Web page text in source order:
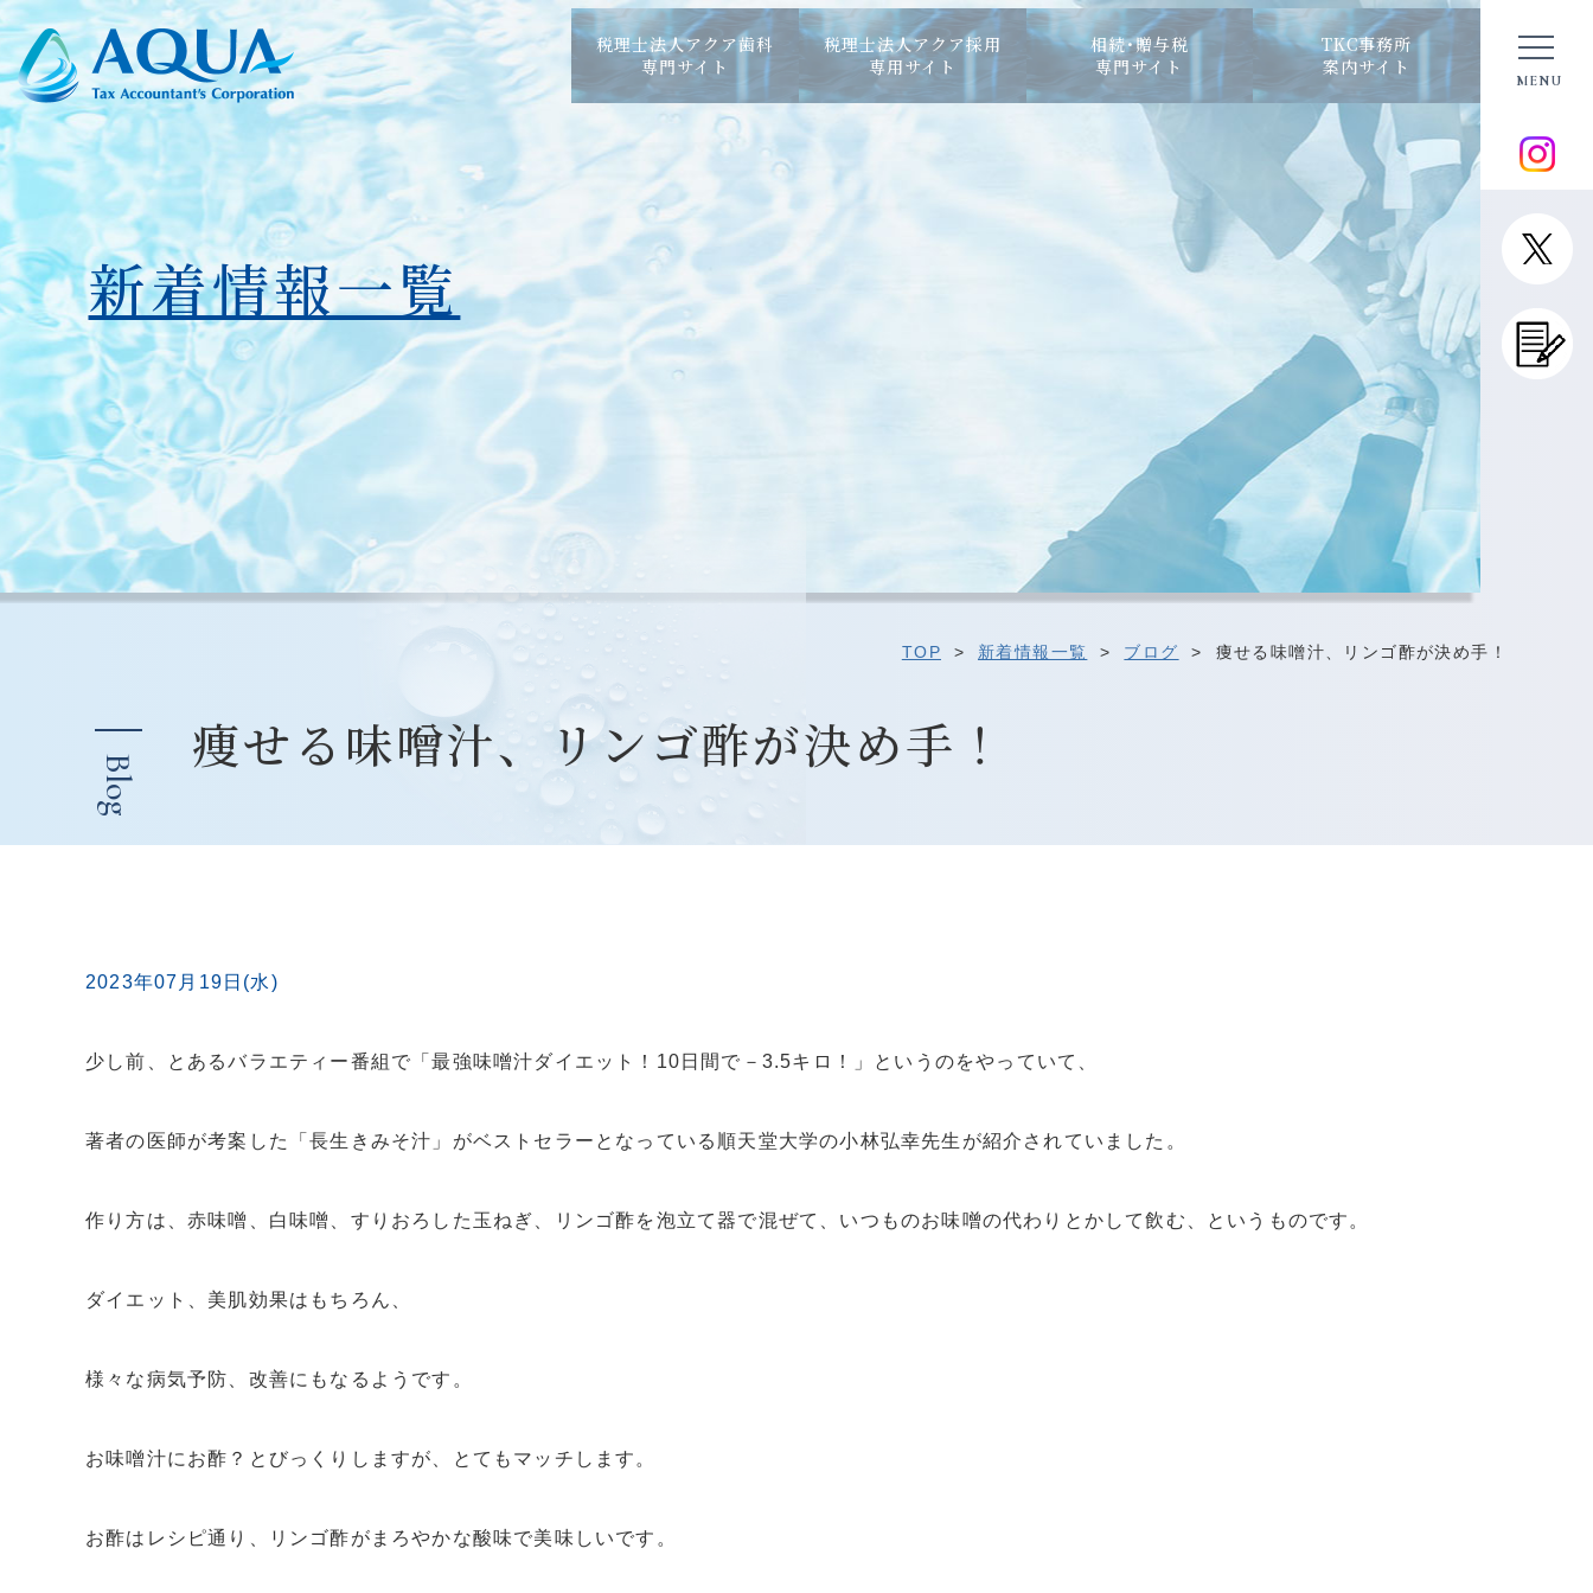
税理士法人アクア歯科
専門サイト
税理士法人アクア採用
専用サイト
相続･贈与税
専門サイト
TKC事務所
案内サイト
新着情報一覧
TOP > 新着情報一覧 > ブログ > 痩せる味噌汁、リンゴ酢が決め手！
痩せる味噌汁、リンゴ酢が決め手！
Blog
2023年07月19日(水)
少し前、とあるバラエティー番組で「最強味噌汁ダイエット！10日間で－3.5キロ！」というのをやっていて、
著者の医師が考案した「長生きみそ汁」がベストセラーとなっている順天堂大学の小林弘幸先生が紹介されていました。
作り方は、赤味噌、白味噌、すりおろした玉ねぎ、リンゴ酢を泡立て器で混ぜて、いつものお味噌の代わりとかして飲む、というものです。
ダイエット、美肌効果はもちろん、
様々な病気予防、改善にもなるようです。
お味噌汁にお酢？とびっくりしますが、とてもマッチします。
お酢はレシピ通り、リンゴ酢がまろやかな酸味で美味しいです。